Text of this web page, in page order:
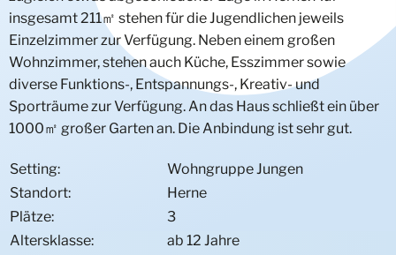
insgesamt 211㎡ stehen für die Jugendlichen jeweils
Einzelzimmer zur Verfügung. Neben einem großen
Wohnzimmer, stehen auch Küche, Esszimmer sowie
diverse Funktions-, Entspannungs-, Kreativ- und
Sporträume zur Verfügung. An das Haus schließt ein über
1000㎡ großer Garten an. Die Anbindung ist sehr gut.
Setting:
Wohngruppe Jungen
Standort:
Herne
Plätze:
3
Altersklasse:
ab 12 Jahre
Wohngruppe Heisterkamp
Kinderwohngruppe Overwegstraße
Jugendwohngruppe Kurhausstraße
Mädchenwohngruppe Strünkede
Mädchenwohnprojekt DAKATA
Regelwohngruppe (JWG) Emscherbruch
Geschwisterwohngruppen
Kinder- und Geschwisterwohngruppe Wolkenvilla
Geschwisterwohngruppe Herne
Mutter/Kind
Mutter-/Kind-Wohnprojekt
Intensivwohngruppe Deine Chance
Intensivwohngruppe Leben ist Veränderung
Mobile Betreuung Leben ist Veränderung
Traumaorientierte Intensivwohngruppe Villa
Differenzierungsbereich Intensivwohngruppe Villa
Intensivwohngruppe Mädchen
Wohngruppen Jungen
Intensivwohngruppe Scheidingen
UMA/UMF Trainingswohnung
Wohnprojekt junge Männer
Trainingswohnung
Trainingswohnung aJWG
Heilpädagogische Wohngemeinschaft
Intensivwohngruppe Besondere Bedarfe
Wohngruppe Annie
Via-Annie
FASD Hamminkeln
Individuelle Bedarfe
Sexualisiertes übergriffiges Verhalten
Intensivwohngruppe KommPass‘
Psychische Erkrankungen & seelische
Behinderungen
Intensivwohngruppe CASA
Deviantes (Gruppen-)Verhalten
Intensivwohngruppe 180 Grad
Intensiv-Trainingswohnung